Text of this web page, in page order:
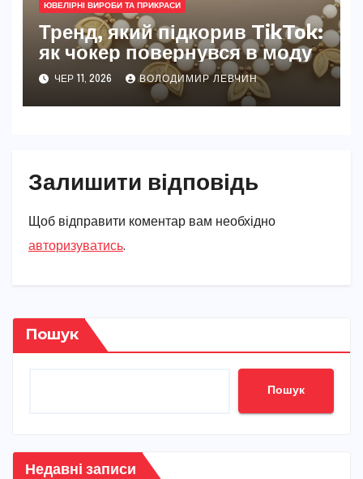
ЮВЕЛІРНІ ВИРОБИ ТА ПРИКРАСИ
Тренд, який підкорив TikTok:
як чокер повернувся в моду
ЧЕР 11, 2026 ВОЛОДИМИР ЛЕВЧИН
Залишити відповідь
Щоб відправити коментар вам необхідно
авторизуватись.
Пошук
Пошук
Недавні записи